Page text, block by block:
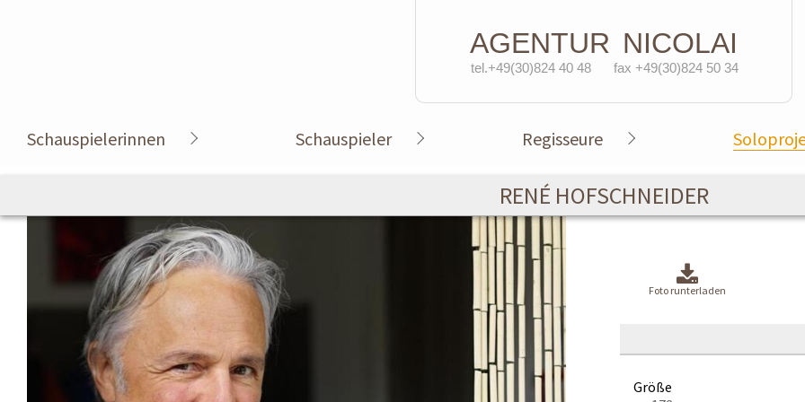
AGENTUR NICOLAI
tel.+49(30)824 40 48 fax +49(30)824 50 34
Schauspielerinnen Schauspieler Regisseure
RENÉ HOFSCHNEIDER
Foto runterladen
Größe